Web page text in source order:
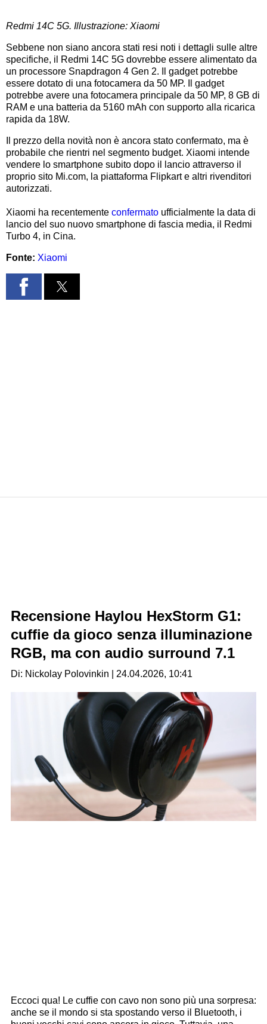
Redmi 14C 5G. Illustrazione: Xiaomi
Sebbene non siano ancora stati resi noti i dettagli sulle altre
specifiche, il Redmi 14C 5G dovrebbe essere alimentato da
un processore Snapdragon 4 Gen 2. Il gadget potrebbe
essere dotato di una fotocamera da 50 MP. Il gadget
potrebbe avere una fotocamera principale da 50 MP, 8 GB di
RAM e una batteria da 5160 mAh con supporto alla ricarica
rapida da 18W.
Il prezzo della novità non è ancora stato confermato, ma è
probabile che rientri nel segmento budget. Xiaomi intende
vendere lo smartphone subito dopo il lancio attraverso il
proprio sito Mi.com, la piattaforma Flipkart e altri rivenditori
autorizzati.
Xiaomi ha recentemente confermato ufficialmente la data di
lancio del suo nuovo smartphone di fascia media, il Redmi
Turbo 4, in Cina.
Fonte: Xiaomi